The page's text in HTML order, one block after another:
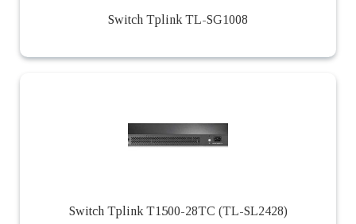
Switch Tplink TL-SG1008
Switch Tplink T1500-28TC (TL-SL2428)